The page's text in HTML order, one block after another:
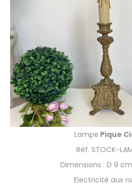
Lampe Pique
Réf. STOCK-
Dimensions : D 9
Electricité aux